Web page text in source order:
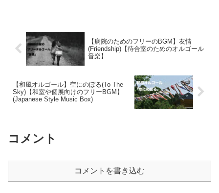
【病院のためのフリーのBGM】友情
(Friendship)【待合室のためのオルゴール
音楽】
【和風オルゴール】空にのぼる(To The
Sky)【和室や個展向けのフリーBGM】
(Japanese Style Music Box)
コメント
コメントを書き込む